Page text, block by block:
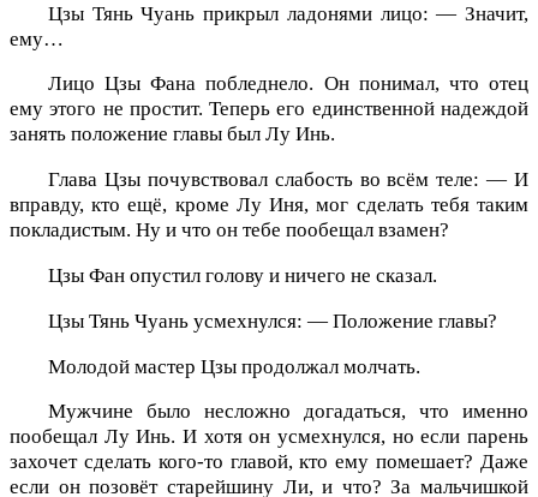
Цзы Тянь Чуань прикрыл ладонями лицо: — Значит,
ему…
Лицо Цзы Фана побледнело. Он понимал, что отец
ему этого не простит. Теперь его единственной надеждой
занять положение главы был Лу Инь.
Глава Цзы почувствовал слабость во всём теле: — И
вправду, кто ещё, кроме Лу Иня, мог сделать тебя таким
покладистым. Ну и что он тебе пообещал взамен?
Цзы Фан опустил голову и ничего не сказал.
Цзы Тянь Чуань усмехнулся: — Положение главы?
Молодой мастер Цзы продолжал молчать.
Мужчине было несложно догадаться, что именно
пообещал Лу Инь. И хотя он усмехнулся, но если парень
захочет сделать кого-то главой, кто ему помешает? Даже
если он позовёт старейшину Ли, и что? За мальчишкой